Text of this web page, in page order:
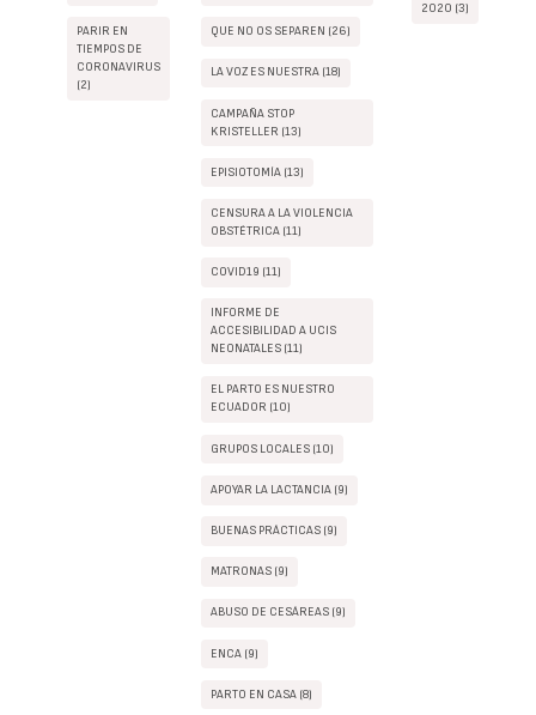
PARIR EN
TIEMPOS DE
CORONAVIRUS
(2)
QUE NO OS SEPAREN (26)
LA VOZ ES NUESTRA (18)
CAMPAÑA STOP
KRISTELLER (13)
EPISIOTOMÍA (13)
CENSURA A LA VIOLENCIA
OBSTÉTRICA (11)
COVID19 (11)
INFORME DE
ACCESIBILIDAD A UCIS
NEONATALES (11)
EL PARTO ES NUESTRO
ECUADOR (10)
GRUPOS LOCALES (10)
APOYAR LA LACTANCIA (9)
BUENAS PRÁCTICAS (9)
MATRONAS (9)
ABUSO DE CESÁREAS (9)
ENCA (9)
PARTO EN CASA (8)
2020 (3)